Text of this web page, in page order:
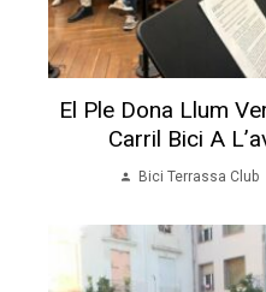
El Ple Dona Llum
Carril Bici A
Bici Terrassa Club